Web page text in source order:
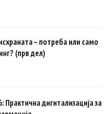
– потреба или само
(прв дел)
Практична дигитализација за